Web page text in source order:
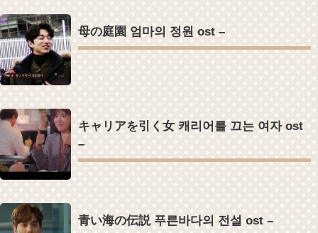
Powered by livedoor 相互RSS
려도 (Miss You In My Heart)
俳優カン・ギヨン、突然の熱愛宣言…「キム秘書がなぜそうか」出演
で話題 Big News TV
Powered by livedoor 相互RSS
母の庭園 엄마의 정원 ost –
キャリアを引く女 캐리어를 끄는 여자 ost
–
青い海の伝説 푸른바다의 전설 ost –